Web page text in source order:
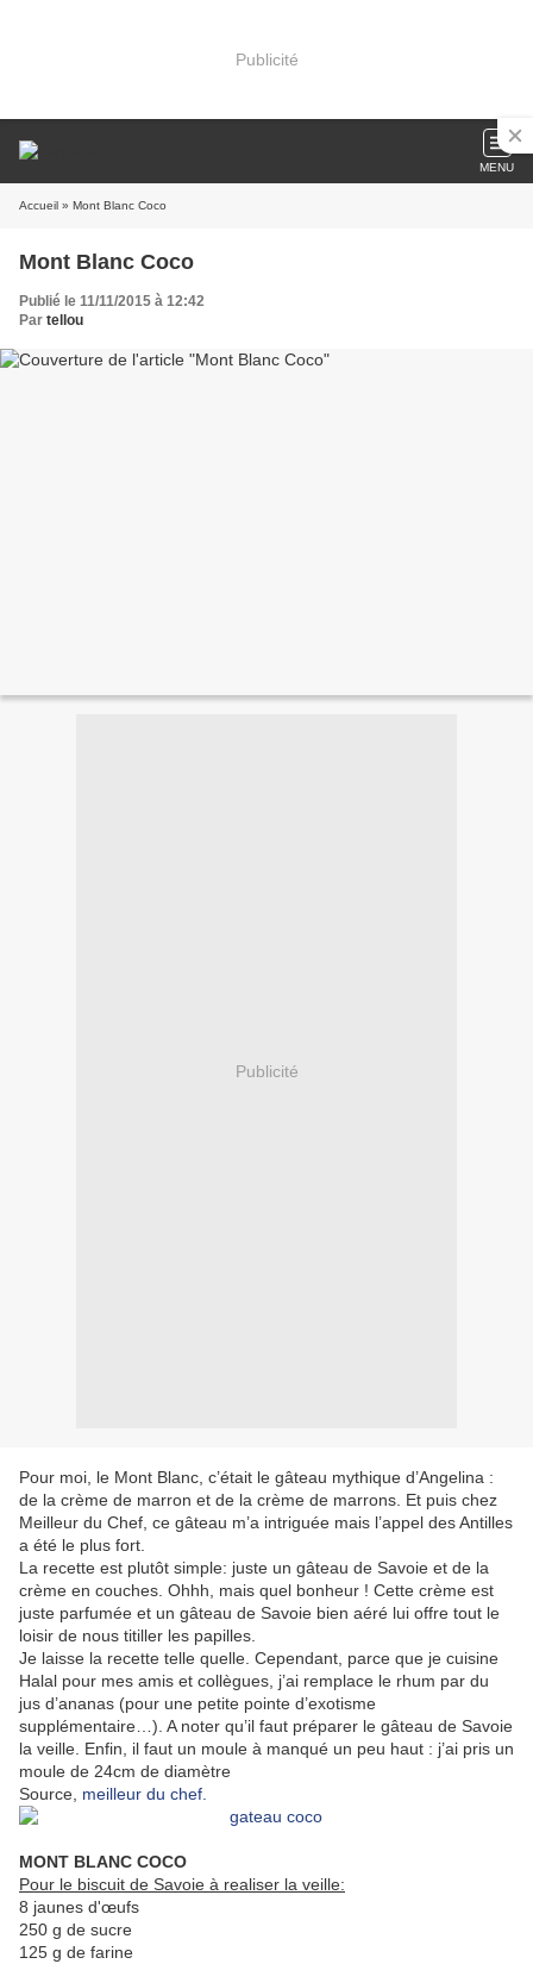
Publicité
MENU
Accueil » Mont Blanc Coco
Mont Blanc Coco
Publié le 11/11/2015 à 12:42
Par tellou
Publicité
Pour moi, le Mont Blanc, c’était le gâteau mythique d’Angelina :
de la crème de marron et de la crème de marrons. Et puis chez
Meilleur du Chef, ce gâteau m’a intriguée mais l’appel des Antilles
a été le plus fort.
La recette est plutôt simple: juste un gâteau de Savoie et de la
crème en couches. Ohhh, mais quel bonheur ! Cette crème est
juste parfumée et un gâteau de Savoie bien aéré lui offre tout le
loisir de nous titiller les papilles.
Je laisse la recette telle quelle. Cependant, parce que je cuisine
Halal pour mes amis et collègues, j’ai remplace le rhum par du
jus d’ananas (pour une petite pointe d’exotisme
supplémentaire…). A noter qu’il faut préparer le gâteau de Savoie
la veille. Enfin, il faut un moule à manqué un peu haut : j’ai pris un
moule de 24cm de diamètre
Source, meilleur du chef.
MONT BLANC COCO
Pour le biscuit de Savoie à realiser la veille:
8 jaunes d'œufs
250 g de sucre
125 g de farine